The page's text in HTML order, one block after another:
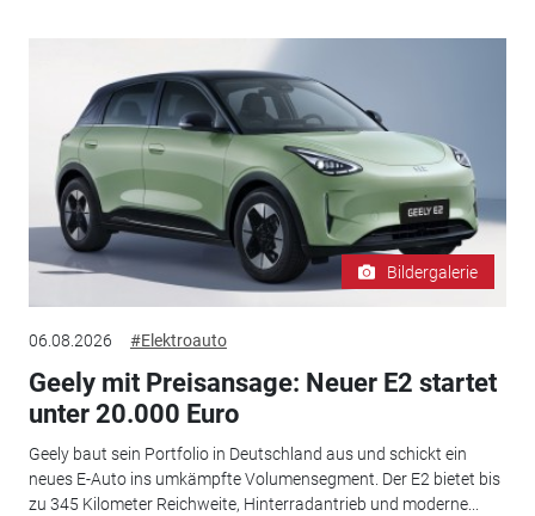
Bildergalerie
06.08.2026 #Elektroauto
Geely mit Preisansage: Neuer E2 startet
unter 20.000 Euro
Geely baut sein Portfolio in Deutschland aus und schickt ein
neues E-Auto ins umkämpfte Volumensegment. Der E2 bietet bis
zu 345 Kilometer Reichweite, Hinterradantrieb und moderne...